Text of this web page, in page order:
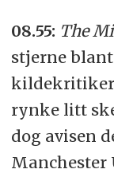
08.55: The
stjerne
rynke litt
dog avisen
Manchester